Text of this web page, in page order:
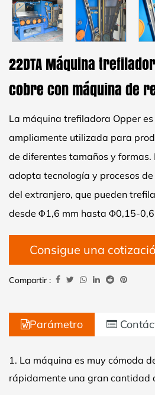
22DTA Máquina
cobre con máquina de
La máquina trefiladora Opper
ampliamente utilizada para
de diferentes tamaños y
adopta tecnología y procesos
del extranjero, que pueden
desde Φ1,6 mm hasta Φ0,15-
de 2000 m/min. Con una alta
y un rendimiento de trabajo
Consigue una
Compartir :
Parámetro
1. La máquina es muy cómoda
rápidamente una gran cantidad